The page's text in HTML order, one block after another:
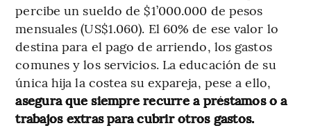
percibe un sueldo de $1’000.000 de pesos
mensuales (US$1.060). El 60% de ese valor lo
destina para el pago de arriendo, los gastos
comunes y los servicios. La educación de su
única hija la costea su expareja, pese a ello,
asegura que siempre recurre a préstamos o a
trabajos extras para cubrir otros gastos.